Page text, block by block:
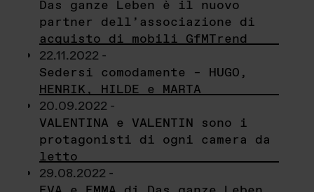
Das ganze Leben è il nuovo
partner dell’associazione di
acquisto di mobili GfMTrend
22.11.2022 -
Sedersi comodamente – HUGO,
HENRIK, HILDE e MARTA
20.09.2022 -
VALENTINA e VALENTIN sono i
protagonisti di ogni camera da
letto
29.08.2022 -